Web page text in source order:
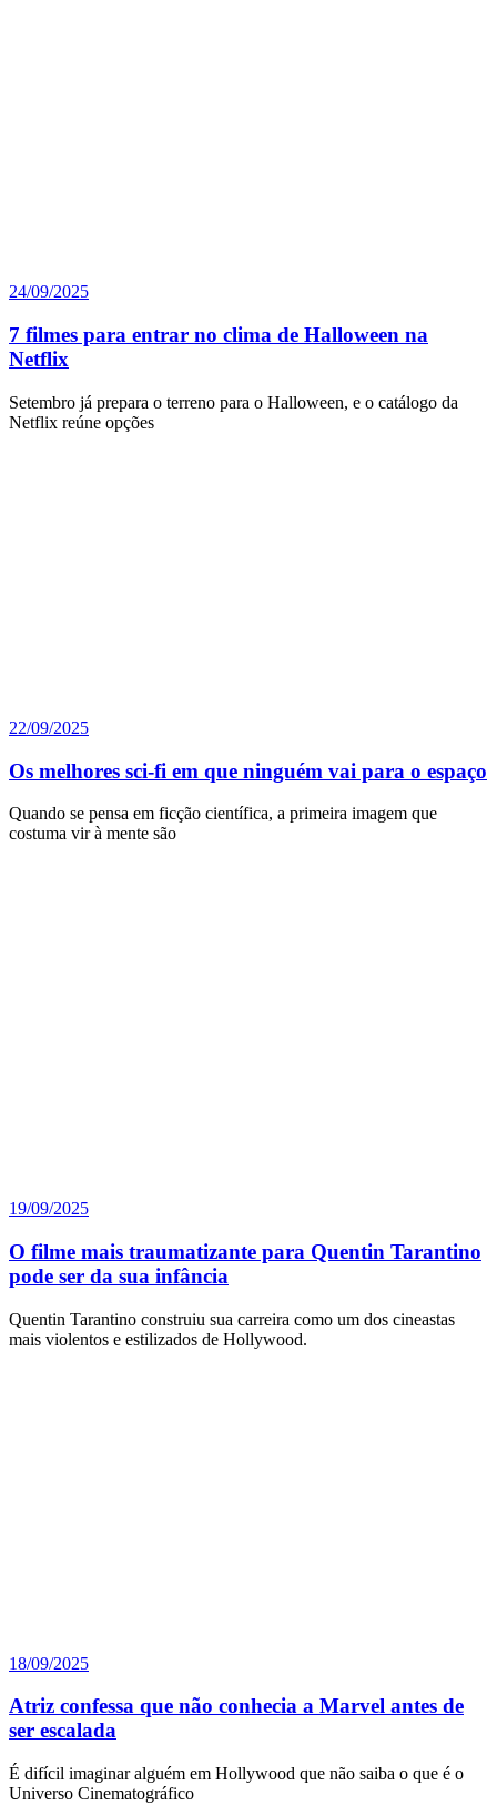
24/09/2025
7 filmes para entrar no clima de Halloween na
Netflix
Setembro já prepara o terreno para o Halloween, e o catálogo da
Netflix reúne opções
22/09/2025
Os melhores sci-fi em que ninguém vai para o espaço
Quando se pensa em ficção científica, a primeira imagem que
costuma vir à mente são
19/09/2025
O filme mais traumatizante para Quentin Tarantino
pode ser da sua infância
Quentin Tarantino construiu sua carreira como um dos cineastas
mais violentos e estilizados de Hollywood.
18/09/2025
Atriz confessa que não conhecia a Marvel antes de
ser escalada
É difícil imaginar alguém em Hollywood que não saiba o que é o
Universo Cinematográfico